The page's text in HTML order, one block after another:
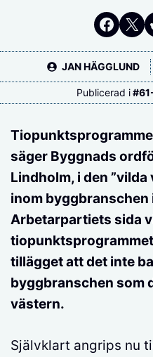
Dela påDela
JAN HÄGGLUND
Publicerad i #
säger Byggnads
Lindholm, i den
inom byggbranschen
Arbetarpartiets sida
tillägget att det inte
byggbranschen som
västern.
Självklart angrips nu